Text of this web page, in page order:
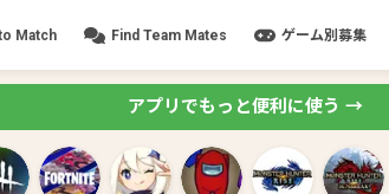
Match Find Team Mates ゲーム別募集
アプリでもっと便利に使う →